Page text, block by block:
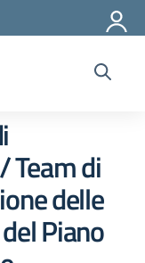
Team di
delle
Piano